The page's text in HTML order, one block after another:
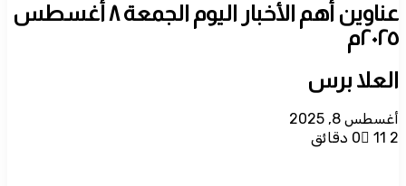
عناوين أهم الأخبار اليوم الجمعة ٨ أغسطس
٢٠٢٥م
العلا برس
أغسطس 8, 2025
0
11 2 دقائق